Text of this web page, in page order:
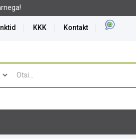
KKK
Kontakt